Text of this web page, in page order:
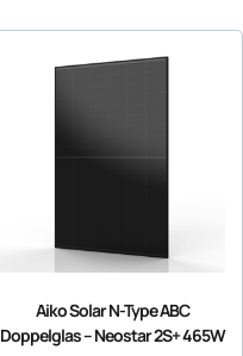
Aiko Solar N-Type ABC
Doppelglas – Neostar 2S+ 465W